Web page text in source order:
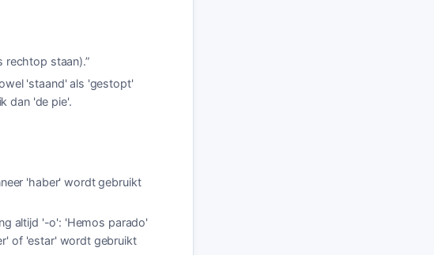
rechtop staan).”
'staand' als 'gestopt'
dan 'de pie'.
'haber' wordt gebruikt
altijd '-o': 'Hemos parado'
of 'estar' wordt gebruikt